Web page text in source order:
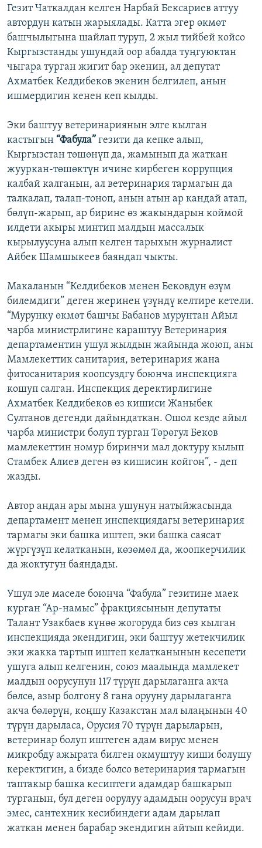
Гезит Чаткалдан келген Нарбай Бексариев аттуу
автордун катын жарыялады. Катта эгер өкмөт
башчылыгына шайлап туруп, 2 жыл тийбей койсо
Кыргызстанды ушундай оор абалда туңгуюктан
чыгара турган жигит бар экенин, ал депутат
Ахматбек Келдибеков экенин белгилеп, анын
ишмердигин кенен кеп кылды.
Эки баштуу ветеринариянын элге кылган
кастыгын “Фабула” гезити да кепке алып,
Кыргызстан төшөнүп да, жамынып да жаткан
жууркан-төшөктүн ичине кирбеген коррупция
калбай калганын, ал ветеринария тармагын да
талкалап, талап-тоноп, анын атын ар кандай атап,
бөлүп-жарып, ар бирине өз жакындарын коймой
илдети акыры минтип малдын массалык
кырылуусуна алып келген тарыхын журналист
Айбек Шамшыкеев баяндап чыкты.
Макаланын “Келдибеков менен Бековдун өзүм
билемдиги” деген жеринен үзүндү келтире кетели.
“Мурунку өкмөт башчы Бабанов мурунтан Айыл
чарба министрлигине караштуу Ветеринария
департаментин ушул жылдын жайында жоюп, аны
Мамлекеттик санитария, ветеринария жана
фитосанитария коопсуздгу боюнча инспекцияга
кошуп салган. Инспекция деректирлигине
Ахматбек Келдибеков өз кишиси Жаныбек
Султанов дегенди дайындаткан. Ошол кезде айыл
чарба министри болуп турган Төрөгул Беков
мамлекеттин номур биринчи мал доктуру кылып
Стамбек Алиев деген өз кишисин койгон”, - деп
жазды.
Автор андан ары мына ушунун натыйжасында
департамент менен инспекциядагы ветеринария
тармагы эки башка иштеп, эки башка саясат
жүргүзүп келатканын, көзөмөл да, жоопкерчилик
да жоктугун баяндады.
Ушул эле маселе боюнча “Фабула” гезитине маек
курган “Ар-намыс” фракциясынын депутаты
Талант Узакбаев күнөө жогоруда биз сөз кылган
инспекцияда экендигин, эки баштуу жетекчилик
эки жакка тартып иштеп келатканынын кесепети
ушуга алып келгенин, союз маалында мамлекет
малдын оорусунун 117 түрүн дарылаганга акча
бөлсө, азыр болгону 8 гана орууну дарылаганга
акча бөлөрүн, коңшу Казакстан мал ылаңынын 40
түрүн дарыласа, Орусия 70 түрүн дарыларын,
ветеринар болуп иштеген адам вирус менен
микробду ажырата билген окмуштуу киши болушу
керектигин, а бизде болсо ветеринария тармагын
таптакыр башка кесиптеги адамдар башкарып
турганын, бул деген оорулуу адамдын оорусун врач
эмес, сантехник кесибиндеги адам дарылап
жаткан менен барабар экендигин айтып кейиди.